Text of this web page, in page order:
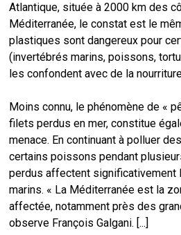
Atlantique, située à 2000 km des
Méditerranée, le constat est le
plastiques sont dangereux pour
(invertébrés marins, poissons,
les confondent avec de la
Moins connu, le phénomène de «
filets perdus en mer, constitue
menace. En continuant à polluer
certains poissons pendant
perdus affectent
marins. « La Méditerranée est la
affectée, notamment près des
observe François Galgani. [...]